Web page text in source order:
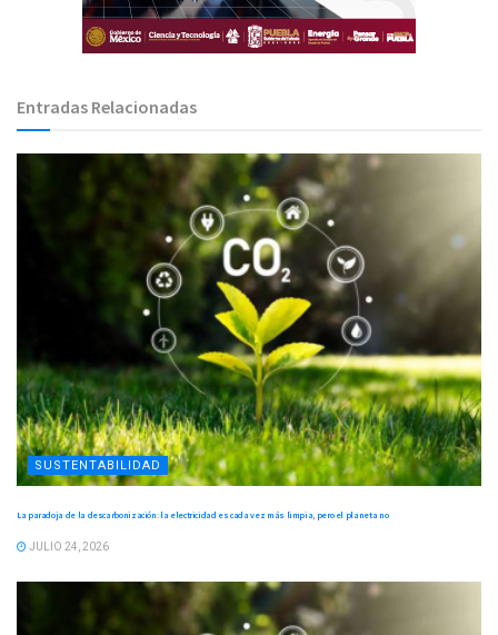
Entradas Relacionadas
SUSTENTABILIDAD
La paradoja de la descarbonización: la electricidad es cada vez más limpia, pero el planeta no
JULIO 24, 2026